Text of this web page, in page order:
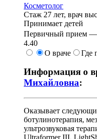
Косметолог
Стаж 27 лет, врач
Принимает детей
Первичный прием —
4.40
О враче
Где
Информация о
Михайловна:
Оказывает
ботулинотерапия,
ультрозвуковая
Ultraformer III,